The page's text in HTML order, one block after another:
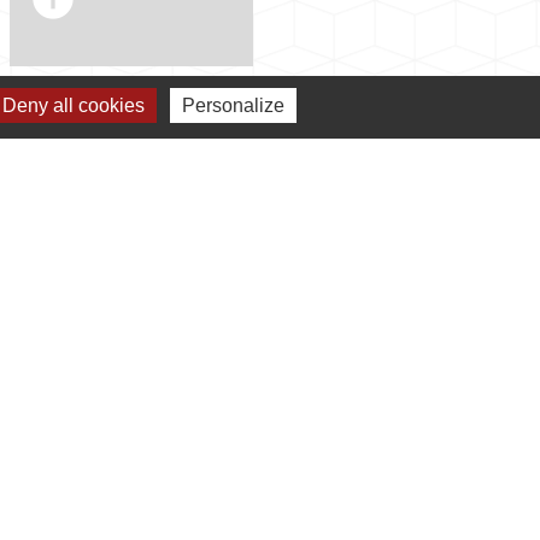
Deny all cookies Personalize